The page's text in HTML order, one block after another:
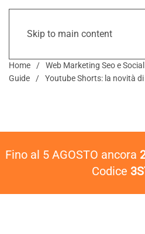
Skip to main content
Home
Web Marketing Seo e
Guide
Youtube Shorts: la novità
Fino al 5 AGOSTO ancora
Codice